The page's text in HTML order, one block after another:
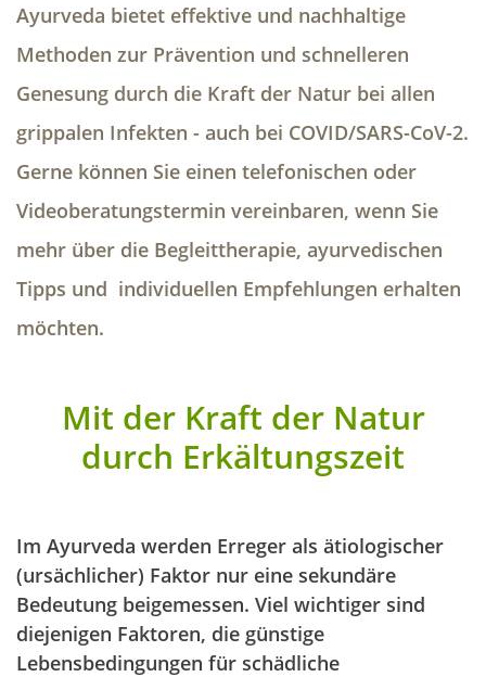
Ayurveda bietet effektive und nachhaltige
Methoden zur Prävention und schnelleren
Genesung durch die Kraft der Natur bei allen
grippalen Infekten - auch bei COVID/SARS-CoV-2.
Gerne können Sie einen telefonischen oder
Videoberatungstermin vereinbaren, wenn Sie
mehr über die Begleittherapie, ayurvedischen
Tipps und individuellen Empfehlungen erhalten
möchten.
Mit der Kraft der Natur
durch Erkältungszeit
Im Ayurveda werden Erreger als ätiologischer
(ursächlicher) Faktor nur eine sekundäre
Bedeutung beigemessen. Viel wichtiger sind
diejenigen Faktoren, die günstige
Lebensbedingungen für schädliche